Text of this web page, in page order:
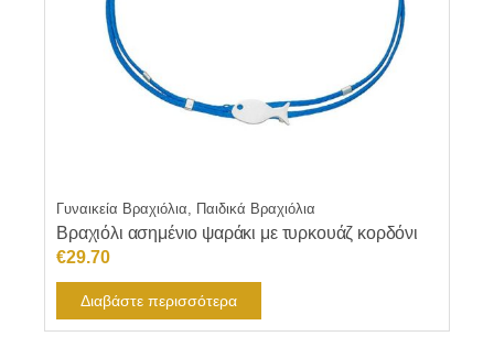
Γυναικεία Βραχιόλια, Παιδικά Βραχιόλια
Βραχιόλι ασημένιο ψαράκι με τυρκουάζ κορδόνι
€29.70
Διαβάστε περισσότερα